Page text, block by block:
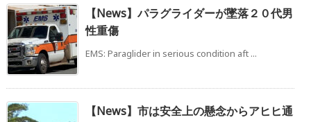
【News】パラグライダーが墜落２０代男
性重傷
EMS: Paraglider in serious condition aft ...
【News】市は安全上の懸念からアヒヒ通